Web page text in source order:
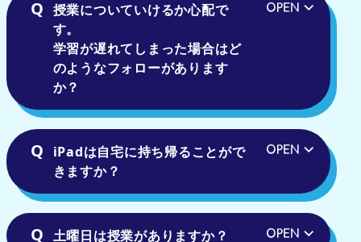
授業についていけるか心配で
す。
学習が遅れてしまった場合はど
のようなフォローがあります
か？
iPadは自宅に持ち帰ることがで
きますか？
土曜日は授業がありますか？